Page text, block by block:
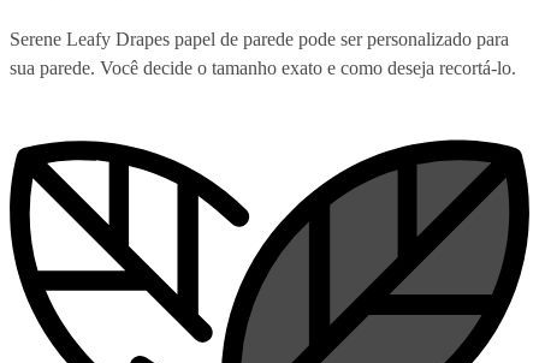
Serene Leafy Drapes papel de parede pode ser personalizado para
sua parede. Você decide o tamanho exato e como deseja recortá-lo.